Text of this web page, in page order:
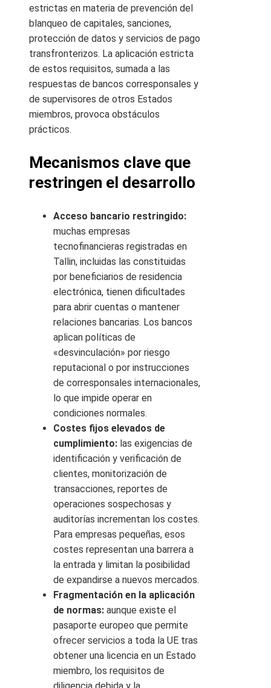
estrictas en materia de prevención del
blanqueo de capitales, sanciones,
protección de datos y servicios de pago
transfronterizos. La aplicación estricta
de estos requisitos, sumada a las
respuestas de bancos corresponsales y
de supervisores de otros Estados
miembros, provoca obstáculos
prácticos.
Mecanismos clave que
restringen el desarrollo
Acceso bancario restringido:
muchas empresas
tecnofinancieras registradas en
Tallin, incluidas las constituidas
por beneficiarios de residencia
electrónica, tienen dificultades
para abrir cuentas o mantener
relaciones bancarias. Los bancos
aplican políticas de
«desvinculación» por riesgo
reputacional o por instrucciones
de corresponsales internacionales,
lo que impide operar en
condiciones normales.
Costes fijos elevados de
cumplimiento: las exigencias de
identificación y verificación de
clientes, monitorización de
transacciones, reportes de
operaciones sospechosas y
auditorías incrementan los costes.
Para empresas pequeñas, esos
costes representan una barrera a
la entrada y limitan la posibilidad
de expandirse a nuevos mercados.
Fragmentación en la aplicación
de normas: aunque existe el
pasaporte europeo que permite
ofrecer servicios a toda la UE tras
obtener una licencia en un Estado
miembro, los requisitos de